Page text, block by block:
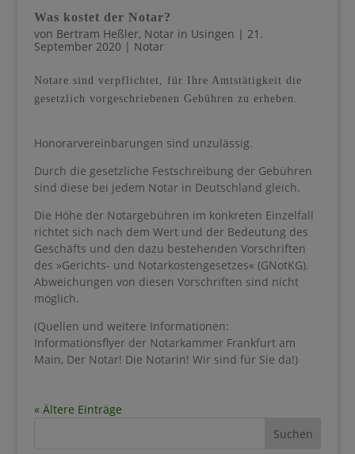
Was kostet der Notar?
von Bertram Heßler, Notar in Usingen | 21.
September 2020 | Notar
Notare sind verpflichtet, für Ihre Amtstätigkeit die
gesetzlich vorgeschriebenen Gebühren zu erheben.
Honorarvereinbarungen sind unzulässig.
Durch die gesetzliche Festschreibung der Gebühren
sind diese bei jedem Notar in Deutschland gleich.
Die Höhe der Notargebühren im konkreten Einzelfall
richtet sich nach dem Wert und der Bedeutung des
Geschäfts und den dazu bestehenden Vorschriften
des »Gerichts- und Notarkostengesetzes« (GNotKG).
Abweichungen von diesen Vorschriften sind nicht
möglich.
(Quellen und weitere Informationen:
Informationsflyer der Notarkammer Frankfurt am
Main, Der Notar! Die Notarin! Wir sind für Sie da!)
« Ältere Einträge